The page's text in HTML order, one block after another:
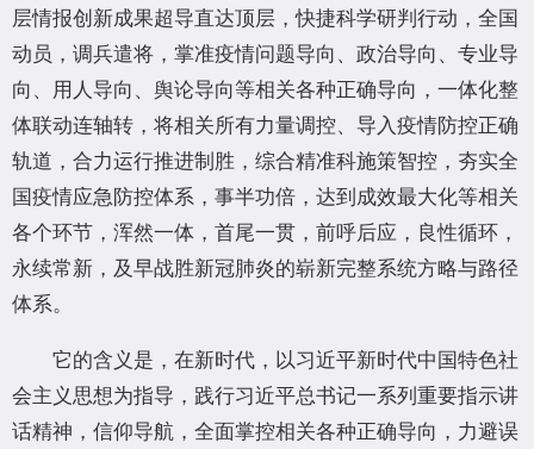
层情报创新成果超导直达顶层，快捷科学研判行动，全国
动员，调兵遣将，掌准疫情问题导向、政治导向、专业导
向、用人导向、舆论导向等相关各种正确导向，一体化整
体联动连轴转，将相关所有力量调控、导入疫情防控正确
轨道，合力运行推进制胜，综合精准科施策智控，夯实全
国疫情应急防控体系，事半功倍，达到成效最大化等相关
各个环节，浑然一体，首尾一贯，前呼后应，良性循环，
永续常新，及早战胜新冠肺炎的崭新完整系统方略与路径
体系。
它的含义是，在新时代，以习近平新时代中国特色社
会主义思想为指导，践行习近平总书记一系列重要指示讲
话精神，信仰导航，全面掌控相关各种正确导向，力避误